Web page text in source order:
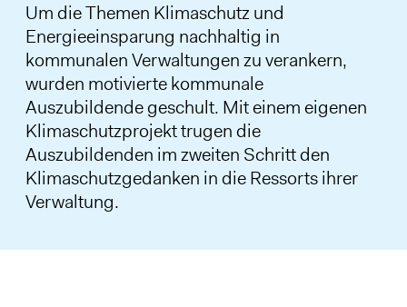
Um die Themen Klimaschutz und
Energieeinsparung nachhaltig in
kommunalen Verwaltungen zu verankern,
wurden motivierte kommunale
Auszubildende geschult. Mit einem eigenen
Klimaschutzprojekt trugen die
Auszubildenden im zweiten Schritt den
Klimaschutzgedanken in die Ressorts ihrer
Verwaltung.